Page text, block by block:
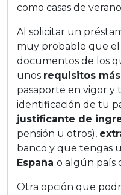
como casas de
Al solicitar un
muy probable que el
documentos de los
unos requisitos
pasaporte en vigor
identificación de tu
justificante de
pensión u otros),
banco y que tengas
España o algún país
Otra opción que